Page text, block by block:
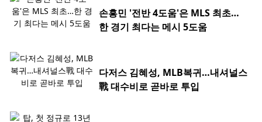
손흥민 '전반 4도움'은 MLS 최초…
한 경기 최다는 메시 5도움
다저스 김혜성, MLB복귀…내셔널스
戰 대수비로 곧바로 투입